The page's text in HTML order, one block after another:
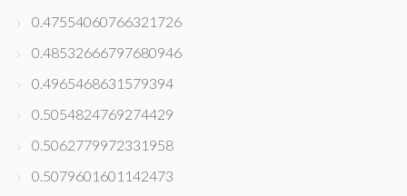
0.47554060766321726
0.48532666797680946
0.4965468631579394
0.5054824769274429
0.5062779972331958
0.5079601601142473